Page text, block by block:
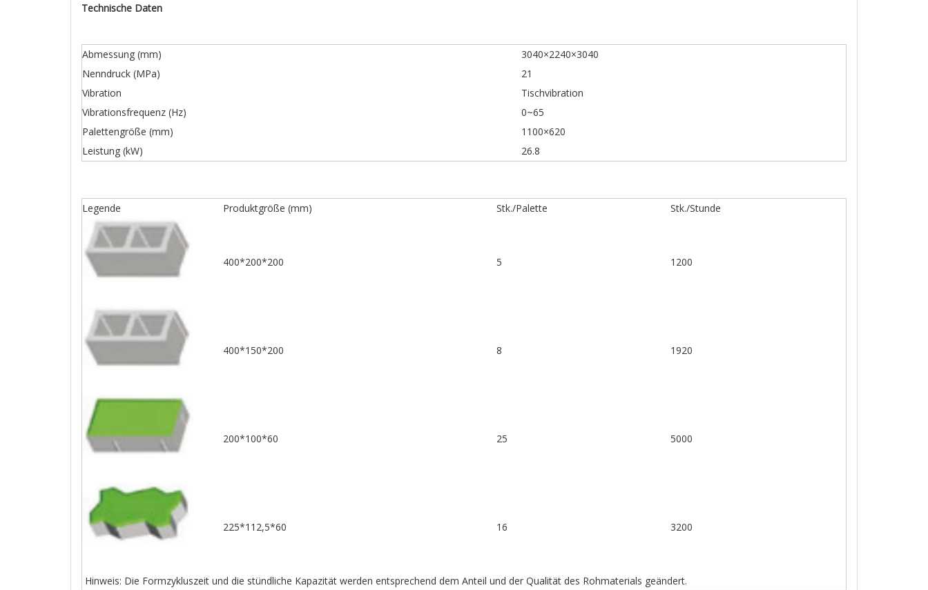
Technische Daten
Abmessung (mm)
3040×2240×3040
Nenndruck (MPa)
21
Vibration
Tischvibration
Vibrationsfrequenz (Hz)
0~65
Palettengröße (mm)
1100×620
Leistung (kW)
26.8
Legende Produktgröße (mm) Stk./Palette Stk./Stunde
400*200*200 5 1200
400*150*200 8 1920
200*100*60 25 5000
225*112,5*60 16 3200
Hinweis: Die Formzykluszeit und die stündliche Kapazität werden entsprechend dem Anteil und der Qualität des Rohmaterials geändert.